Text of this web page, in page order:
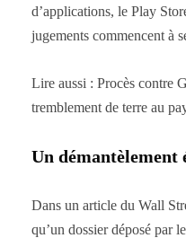
d’applications, le Play
jugements commencent à
Lire aussi : Procès contre
tremblement de terre au
Un démantèlement
Dans un article du Wall
qu’un dossier déposé par